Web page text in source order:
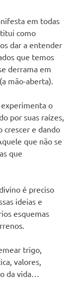
em todas
como
dar a entender
que temos
derrama em
mão-aberta).
o
por suas raízes,
crescer e dando
que não se
que
é preciso
ideias e
esquemas
trigo,
valores,
da vida…